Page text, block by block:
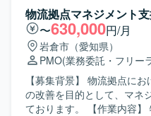
境】 JavaおよびSpring
開発を行います。 Git/
と、Dockerを利用したコン
いたします。
キュメントの作成・更新、
調整および運営、議事録作
た、Redmine等を用いたチ
集計、課題やQAの追い回
もご対応いただきます。 【求める人物像】 自ら課題を見つ
けて主体的に動ける方を
ョンを取りながら関係者と
成や進捗管理を丁寧かつ正
物流拠点マネジメント
〜630,000円/月
岩倉市（愛知県）
PMO(業務委託・フリー
【募集背景】 物流拠点に
の改善を目的として、マネ
ております。 【作業内容】 物流拠点において、キッティン